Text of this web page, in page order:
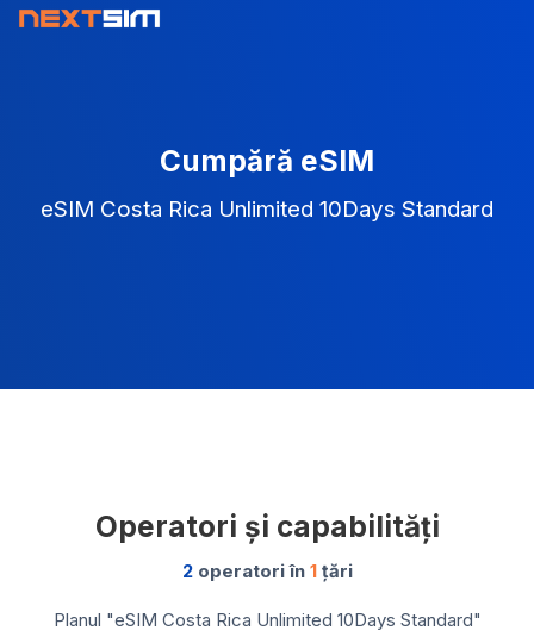
Cumpără eSIM
eSIM Costa Rica Unlimited 10Days Standard
Operatori și capabilități
2operatori în 1țări
Planul "eSIM Costa Rica Unlimited 10Days Standard"